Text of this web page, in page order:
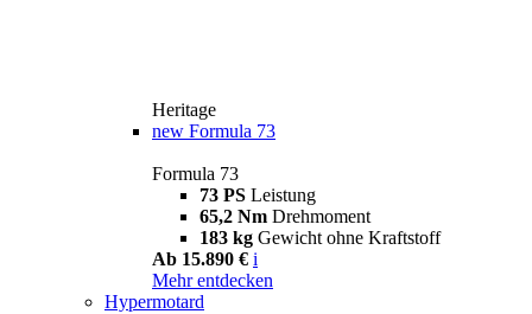
Heritage
new Formula 73
Formula 73
73 PS Leistung
65,2 Nm Drehmoment
183 kg Gewicht ohne Kraftstoff
Ab 15.890 € i
Mehr entdecken
Hypermotard